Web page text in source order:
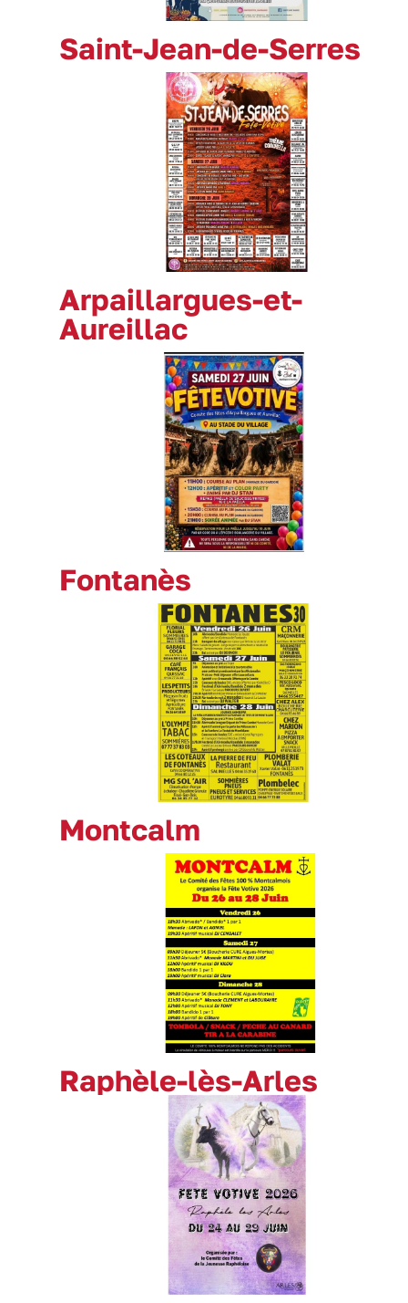
Saint-Jean-de-Serres
Arpaillargues-et-
Aureillac
Fontanès
Montcalm
Raphèle-lès-Arles